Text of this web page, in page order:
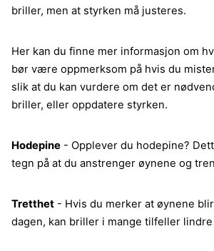
briller, men at styrken må justeres.
Her kan du finne mer informasjon om
bør være oppmerksom på hvis du
slik at du kan vurdere om det er
briller, eller oppdatere styrken.
Hodepine - Opplever du hodepine?
tegn på at du anstrenger øynene og
Tretthet - Hvis du merker at øynene
dagen, kan briller i mange tilfeller